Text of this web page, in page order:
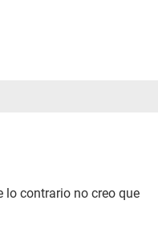
lo contrario no creo que